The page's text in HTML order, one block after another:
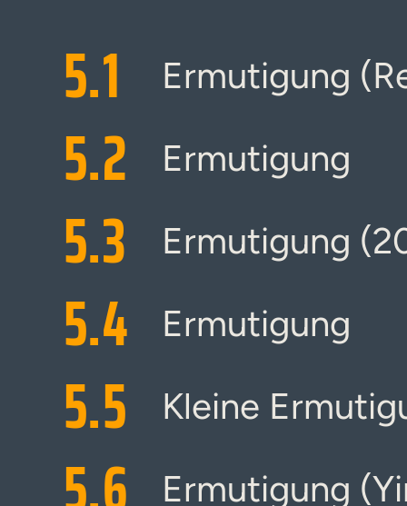
5.1 Ermutigung
5.2 Ermutigung
5.3 Ermutigung
5.4 Ermutigung
5.5 Kleine
Ermutigung